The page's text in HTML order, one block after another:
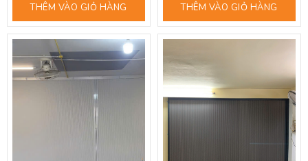
THÊM VÀO GIỎ HÀNG THÊM VÀO GIỎ HÀNG